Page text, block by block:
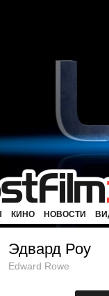
КИНО НОВОСТИ
Эдвард Роу
Edward Rowe